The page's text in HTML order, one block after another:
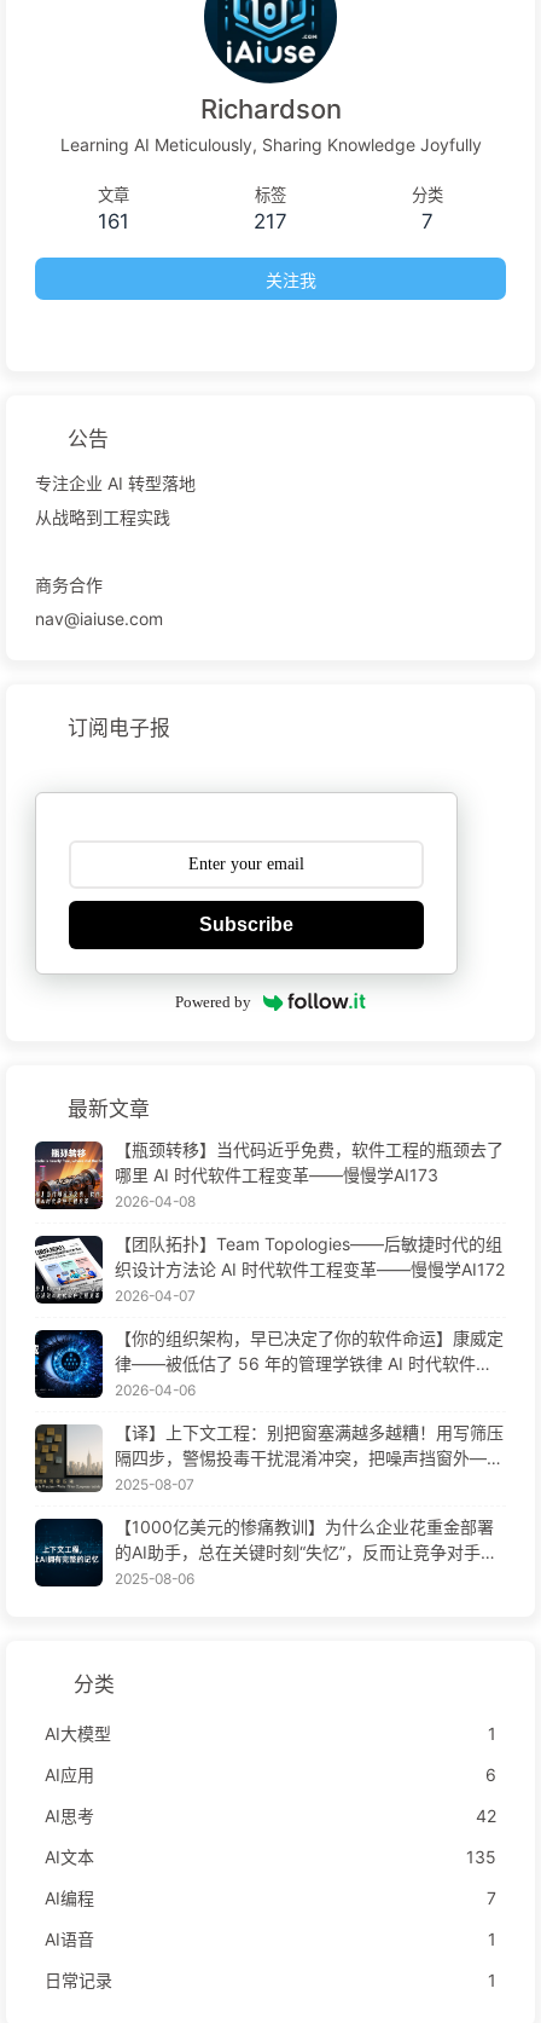
何要按Token计费？一探究竟 【通俗易懂】7B、70B、175B？
AI模型参数到底是啥意思？企业如何选对大模型方案？ tokens
are getting more expensive Token 的真实成本正在飙升“语言
模型成本将下降 10 倍”的鬼话，救不了被「成本挤压」的 AI 订
阅服务 想象一下，你创办了一家公司，并且清楚地知道消费者每
月最多只愿意支付 20 美元。你心想，没问题，这是典型的 VC
打法——按成本收费，牺牲利润换增长。你已经算好了客户获取
成本（CAC）、客户终身价值（L...
Richardson
Learning AI Meticulously, Sharing Knowledge Joyfully
文章
161
标签
217
分类
7
关注我
公告
专注企业 AI 转型落地
从战略到工程实践
商务合作
nav@iaiuse.com
订阅电子报
Subscribe
Powered by
最新文章
【瓶颈转移】当代码近乎免费，软件工程的瓶颈去了
哪里 AI 时代软件工程变革——慢慢学AI173
2026-04-08
【团队拓扑】Team Topologies——后敏捷时代的组
织设计方法论 AI 时代软件工程变革——慢慢学AI172
2026-04-07
【你的组织架构，早已决定了你的软件命运】康威定
律——被低估了 56 年的管理学铁律 AI 时代软件工
程变革——慢慢学AI171
2026-04-06
【译】上下文工程：别把窗塞满越多越糟！用写筛压
隔四步，警惕投毒干扰混淆冲突，把噪声挡窗外——
慢慢学AI170
2025-08-07
【1000亿美元的惨痛教训】为什么企业花重金部署
的AI助手，总在关键时刻“失忆”，反而让竞争对手实
现90%性能提升？——慢慢学AI169
2025-08-06
分类
AI大模型
1
AI应用
6
AI思考
42
AI文本
135
AI编程
7
AI语音
1
日常记录
1